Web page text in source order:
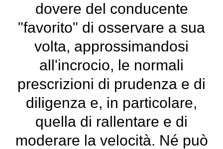
dovere del conducente
"favorito" di osservare a sua
volta, approssimandosi
all'incrocio, le normali
prescrizioni di prudenza e di
diligenza e, in particolare,
quella di rallentare e di
moderare la velocità. Né può